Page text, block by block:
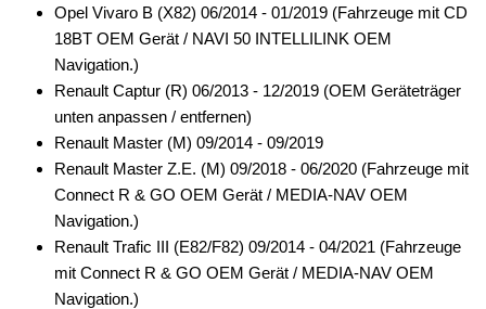
Opel Vivaro B (X82) 06/2014 - 01/2019 (Fahrzeuge mit CD
18BT OEM Gerät / NAVI 50 INTELLILINK OEM
Navigation.)
Renault Captur (R) 06/2013 - 12/2019 (OEM Geräteträger
unten anpassen / entfernen)
Renault Master (M) 09/2014 - 09/2019
Renault Master Z.E. (M) 09/2018 - 06/2020 (Fahrzeuge mit
Connect R & GO OEM Gerät / MEDIA-NAV OEM
Navigation.)
Renault Trafic III (E82/F82) 09/2014 - 04/2021 (Fahrzeuge
mit Connect R & GO OEM Gerät / MEDIA-NAV OEM
Navigation.)